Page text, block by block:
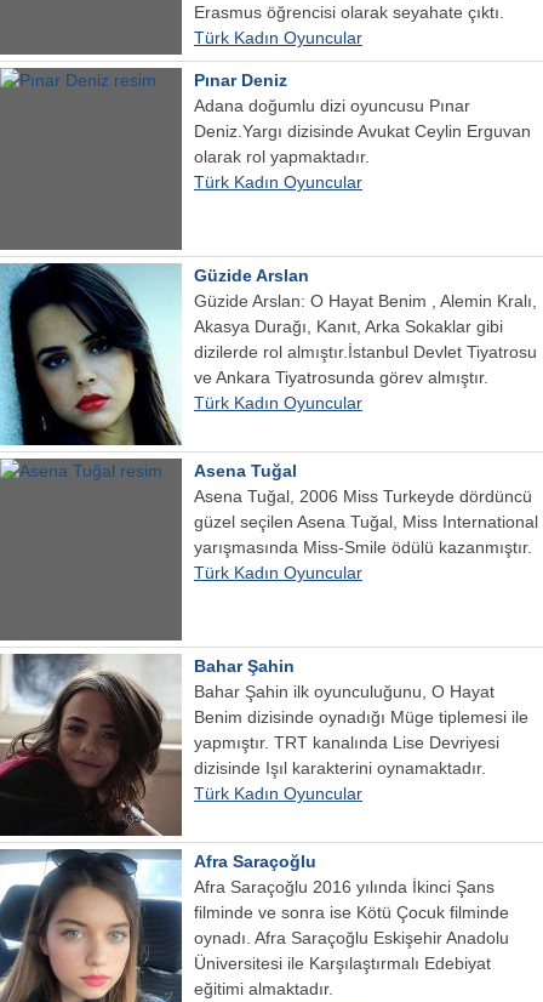
Erasmus öğrencisi olarak seyahate çıktı.
Türk Kadın Oyuncular
Pınar Deniz
Adana doğumlu dizi oyuncusu Pınar
Deniz.Yargı dizisinde Avukat Ceylin Erguvan
olarak rol yapmaktadır.
Türk Kadın Oyuncular
Güzide Arslan
Güzide Arslan: O Hayat Benim , Alemin Kralı,
Akasya Durağı, Kanıt, Arka Sokaklar gibi
dizilerde rol almıştır.İstanbul Devlet Tiyatrosu
ve Ankara Tiyatrosunda görev almıştır.
Türk Kadın Oyuncular
Asena Tuğal
Asena Tuğal, 2006 Miss Turkeyde dördüncü
güzel seçilen Asena Tuğal, Miss International
yarışmasında Miss-Smile ödülü kazanmıştır.
Türk Kadın Oyuncular
Bahar Şahin
Bahar Şahin ilk oyunculuğunu, O Hayat
Benim dizisinde oynadığı Müge tiplemesi ile
yapmıştır. TRT kanalında Lise Devriyesi
dizisinde Işıl karakterini oynamaktadır.
Türk Kadın Oyuncular
Afra Saraçoğlu
Afra Saraçoğlu 2016 yılında İkinci Şans
filminde ve sonra ise Kötü Çocuk filminde
oynadı. Afra Saraçoğlu Eskişehir Anadolu
Üniversitesi ile Karşılaştırmalı Edebiyat
eğitimi almaktadır.